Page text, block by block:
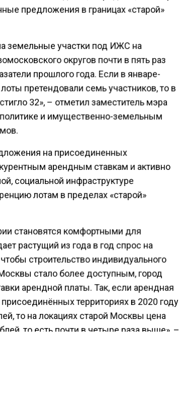
предложения в границах «старой»
земельные участки под ИЖС на
округов почти в пять раз
прошлого года. Если в январе-
претендовали семь участников, то в
32», – отметил заместитель мэра
и имущественно-земельным
на присоединенных
арендным ставкам и активно
социальной инфраструктуре
лотам в пределах «старой»
становятся комфортными для
растущий из года в год спрос на
строительство индивидуального
стало более доступным, город
арендной платы. Так, если арендная
территориях в 2020 году
то на локациях старой Москвы цена
то есть почти в четыре раза выше», –